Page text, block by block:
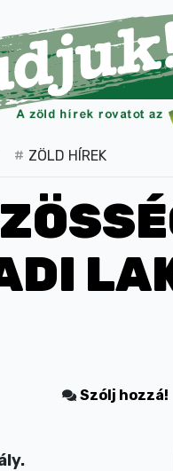
ZÖLD HÍREK
Szólj hozzá!